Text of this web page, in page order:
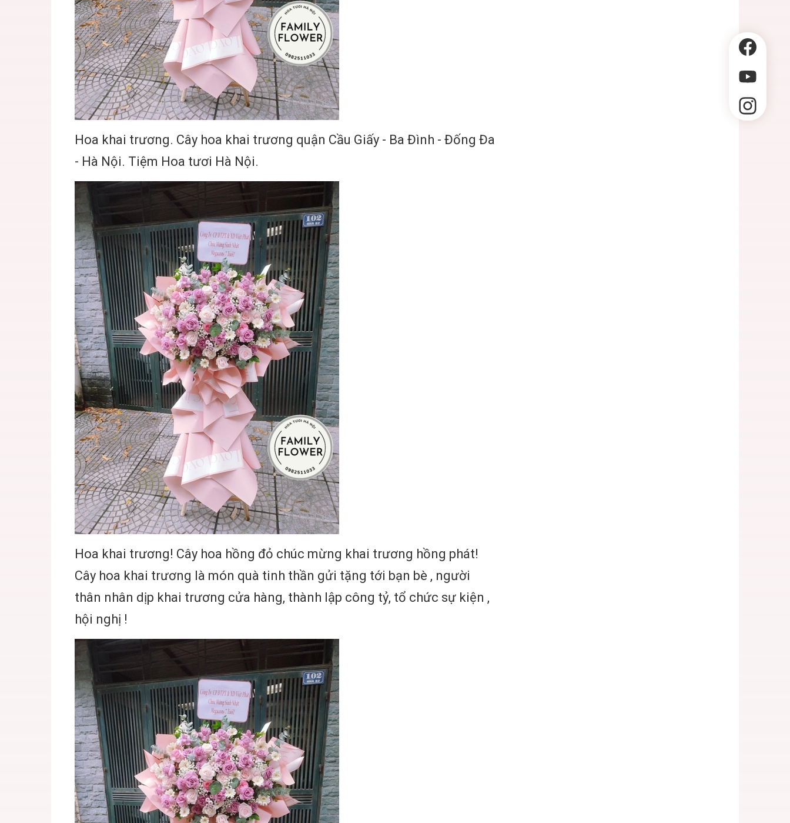
Hoa khai trương. Cây hoa khai trương quận Cầu Giấy - Ba Đình - Đống Đa
- Hà Nội. Tiệm Hoa tươi Hà Nội.
Hoa khai trương! Cây hoa hồng đỏ chúc mừng khai trương hồng phát!
Cây hoa khai trương là món quà tinh thần gửi tặng tới bạn bè , người
thân nhân dịp khai trương cửa hàng, thành lập công tỷ, tổ chức sự kiện ,
hội nghị !